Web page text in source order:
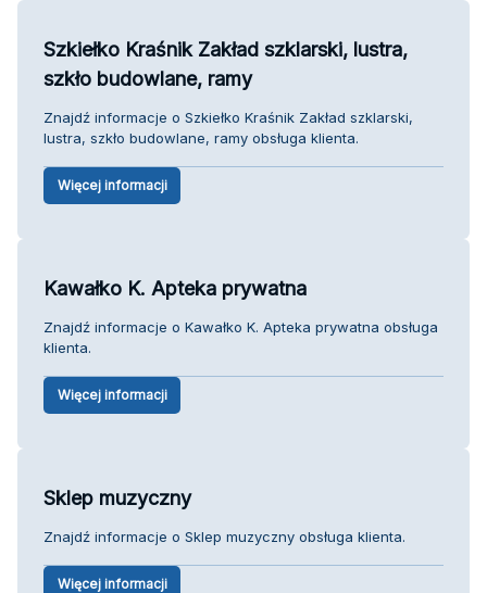
Szkiełko Kraśnik Zakład szklarski, lustra,
szkło budowlane, ramy
Znajdź informacje o Szkiełko Kraśnik Zakład szklarski,
lustra, szkło budowlane, ramy obsługa klienta.
Więcej informacji
Kawałko K. Apteka prywatna
Znajdź informacje o Kawałko K. Apteka prywatna obsługa
klienta.
Więcej informacji
Sklep muzyczny
Znajdź informacje o Sklep muzyczny obsługa klienta.
Więcej informacji